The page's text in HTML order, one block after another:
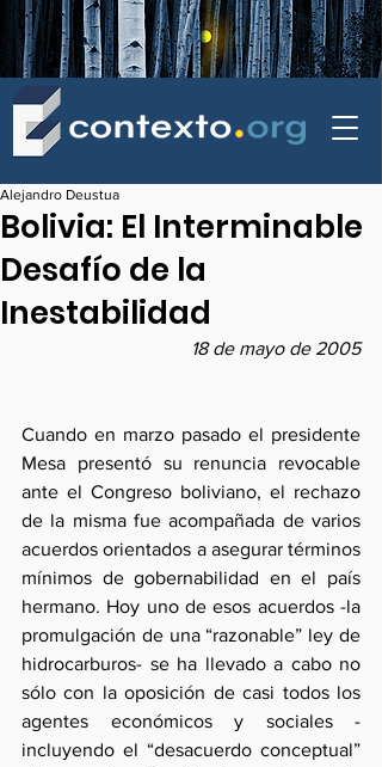
Bolivia: El Interminable
Desafío de la
Inestabilidad
Alejandro Deustua
18 de mayo de 2005
Cuando en marzo pasado el presidente
Mesa presentó su renuncia revocable
ante el Congreso boliviano, el rechazo
de la misma fue acompañada de varios
acuerdos orientados a asegurar términos
mínimos de gobernabilidad en el país
hermano. Hoy uno de esos acuerdos -la
promulgación de una “razonable” ley de
hidrocarburos- se ha llevado a cabo no
sólo con la oposición de casi todos los
agentes económicos y sociales -
incluyendo el “desacuerdo conceptual”